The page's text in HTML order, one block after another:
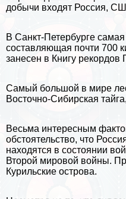
добычи входят Россия,
В Санкт-Петербурге
составляющая почти 700
занесен в Книгу рекордов
Самый большой в мире
Восточно-Сибирская тайга
Весьма интересным
обстоятельство, что
находятся в состоянии
Второй мировой войны.
Курильские острова.